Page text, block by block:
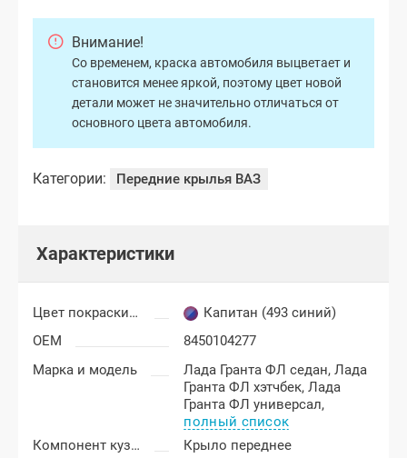
Внимание!
Со временем, краска автомобиля выцветает и
становится менее яркой, поэтому цвет новой
детали может не значительно отличаться от
основного цвета автомобиля.
Категории: Передние крылья ВАЗ
Характеристики
Цвет покраски Лада Гранта ФЛ (FL)
Капитан (493 синий)
OEM
8450104277
Марка и модель
Лада Гранта ФЛ седан,Лада
Гранта ФЛ хэтчбек,Лада
Гранта ФЛ универсал,
полный список
Компонент кузова
Крыло переднее